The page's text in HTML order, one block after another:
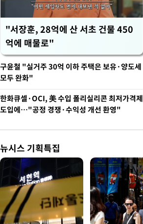
"서장훈, 28억에 산 서초 건물 450
억에 매물로"
구윤철 "실거주 30억 이하 주택은 보유·양도세
모두 완화"
한화큐셀·OCI, 美 수입 폴리실리콘 최저가격제
도입에…"공정 경쟁·수익성 개선 환영"
뉴시스 기획특집